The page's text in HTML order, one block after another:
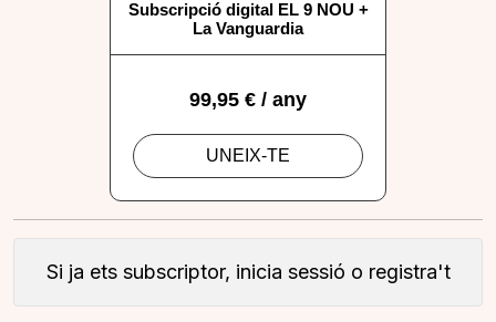
Si ja ets subscriptor, inicia sessió o registra't